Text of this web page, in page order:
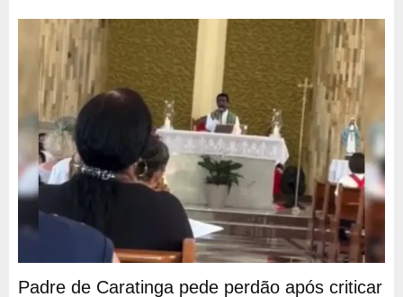
Padre de Caratinga pede perdão após criticar